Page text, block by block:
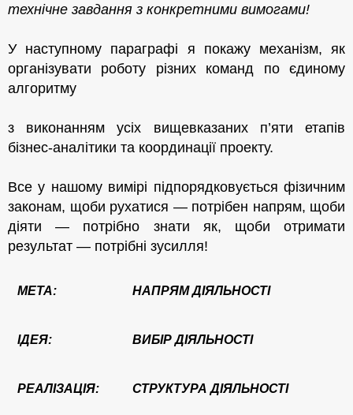
технічне завдання з конкретними вимогами!
У наступному параграфі я покажу механізм, як
організувати роботу різних команд по єдиному
алгоритму
з виконанням усіх вищевказаних п’яти етапів
бізнес-аналітики та координації проекту.
Все у нашому вимірі підпорядковується фізичним
законам, щоби рухатися — потрібен напрям, щоби
діяти — потрібно знати як, щоби отримати
результат — потрібні зусилля!
МЕТА: НАПРЯМ ДІЯЛЬНОСТІ
ІДЕЯ: ВИБІР ДІЯЛЬНОСТІ
РЕАЛІЗАЦІЯ: СТРУКТУРА ДІЯЛЬНОСТІ